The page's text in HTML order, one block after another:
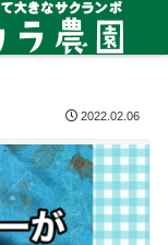
2022.02.06